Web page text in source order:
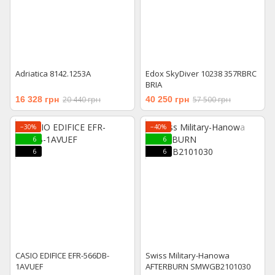
Adriatica 8142.1253A
16 328 грн 20 440 грн
Edox SkyDiver 10238 357RBRC
BRIA
40 250 грн 57 500 грн
−30%
6
6
CASIO EDIFICE EFR-566DB-
1AVUEF
−40%
6
6
Swiss Military-Hanowa
AFTERBURN SMWGB2101030